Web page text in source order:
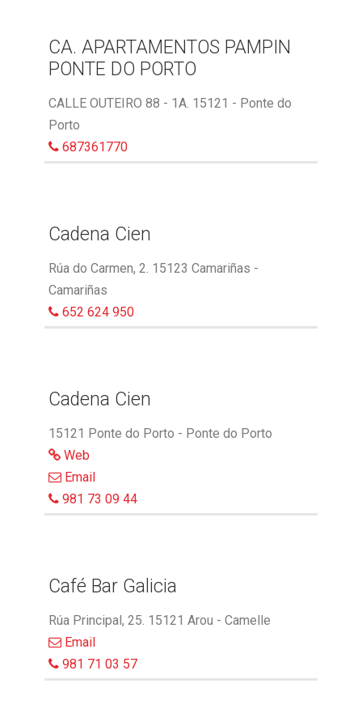
CA. APARTAMENTOS PAMPIN
PONTE DO PORTO
CALLE OUTEIRO 88 - 1A. 15121 - Ponte do
Porto
687361770
Cadena Cien
Rúa do Carmen, 2. 15123 Camariñas -
Camariñas
652 624 950
Cadena Cien
15121 Ponte do Porto - Ponte do Porto
Web
Email
981 73 09 44
Café Bar Galicia
Rúa Principal, 25. 15121 Arou - Camelle
Email
981 71 03 57